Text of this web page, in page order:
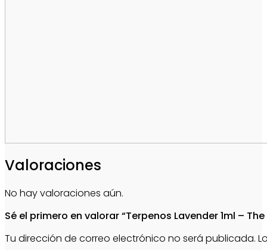
Valoraciones
No hay valoraciones aún.
Sé el primero en valorar “Terpenos Lavender 1ml –
Tu dirección de correo electrónico no será publicada.